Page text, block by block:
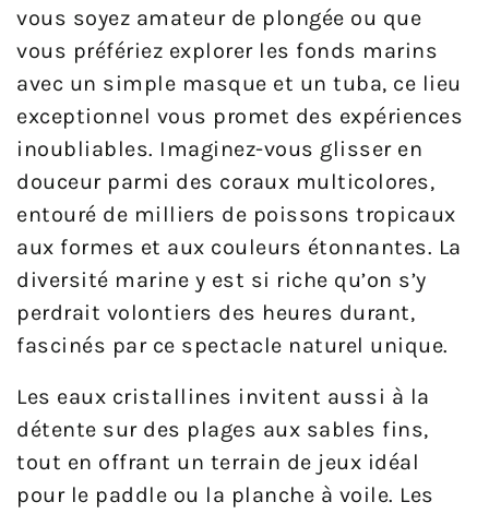
vous soyez amateur de plongée ou que
vous préfériez explorer les fonds marins
avec un simple masque et un tuba, ce lieu
exceptionnel vous promet des expériences
inoubliables. Imaginez-vous glisser en
douceur parmi des coraux multicolores,
entouré de milliers de poissons tropicaux
aux formes et aux couleurs étonnantes. La
diversité marine y est si riche qu’on s’y
perdrait volontiers des heures durant,
fascinés par ce spectacle naturel unique.
Les eaux cristallines invitent aussi à la
détente sur des plages aux sables fins,
tout en offrant un terrain de jeux idéal
pour le paddle ou la planche à voile. Les